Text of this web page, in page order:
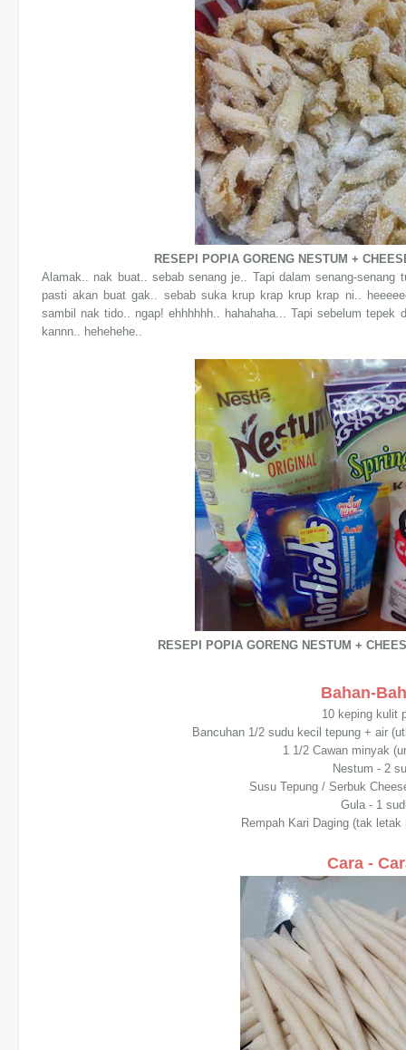
RESEPI POPIA GORENG NESTUM +
Alamak.. nak buat.. sebab senang je.. Tapi dalam senang-senang
pasti akan buat gak.. sebab suka krup krap krup krap ni..
sambil nak tido.. ngap! ehhhhhh.. hahahaha... Tapi sebelum tepek
kannn.. hehehehe..
RESEPI POPIA GORENG NESTUM +
Bahan-
10 keping kulit
Bancuhan 1/2 sudu kecil tepung + air
1 1/2 Cawan minyak
Nestum - 2
Susu Tepung / Serbuk
Gula - 1
Rempah Kari Daging (tak
Cara -